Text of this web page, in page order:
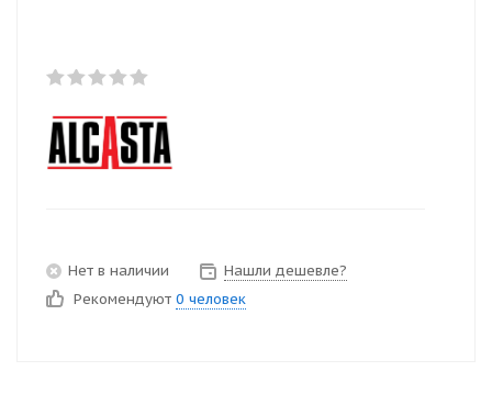
Нет в наличии
Нашли дешевле?
Рекомендуют 0 человек